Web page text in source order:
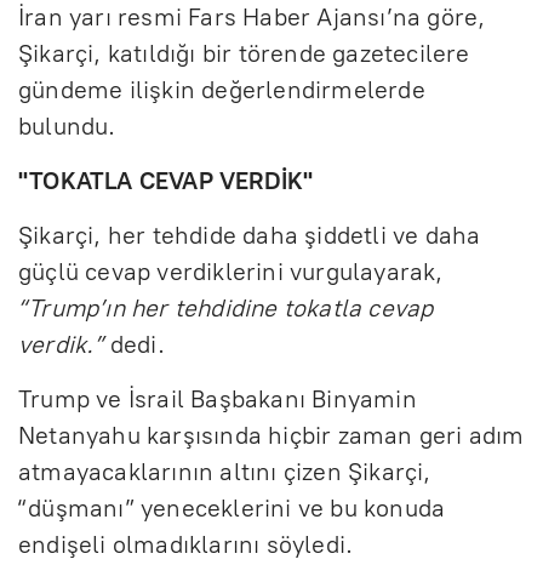
İran yarı resmi Fars Haber Ajansı’na göre,
Şikarçi, katıldığı bir törende gazetecilere
gündeme ilişkin değerlendirmelerde
bulundu.
"TOKATLA CEVAP VERDİK"
Şikarçi, her tehdide daha şiddetli ve daha
güçlü cevap verdiklerini vurgulayarak,
“Trump’ın her tehdidine tokatla cevap
verdik.”dedi.
Trump ve İsrail Başbakanı Binyamin
Netanyahu karşısında hiçbir zaman geri adım
atmayacaklarının altını çizen Şikarçi,
“düşmanı” yeneceklerini ve bu konuda
endişeli olmadıklarını söyledi.